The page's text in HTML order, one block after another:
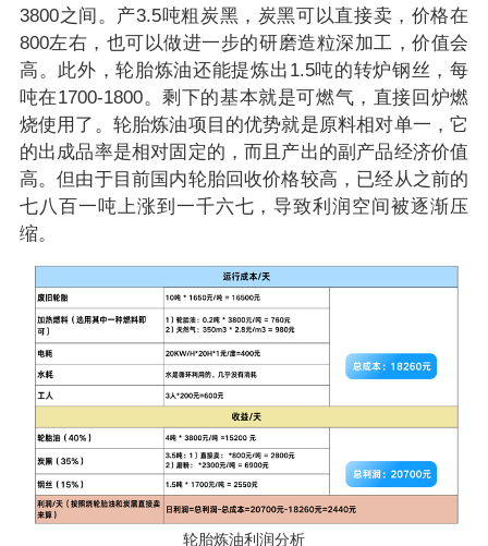
3800之间。产3.5吨粗炭黑，炭黑可以直接卖，价格在
800左右，也可以做进一步的研磨造粒深加工，价值会
高。此外，轮胎炼油还能提炼出1.5吨的转炉钢丝，每
吨在1700-1800。剩下的基本就是可燃气，直接回炉燃
烧使用了。轮胎炼油项目的优势就是原料相对单一，它
的出成品率是相对固定的，而且产出的副产品经济价值
高。但由于目前国内轮胎回收价格较高，已经从之前的
七八百一吨上涨到一千六七，导致利润空间被逐渐压
缩。
轮胎炼油利润分析